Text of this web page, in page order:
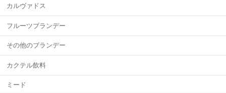
カルヴァドス
フルーツブランデー
その他のブランデー
カクテル飲料
ミード